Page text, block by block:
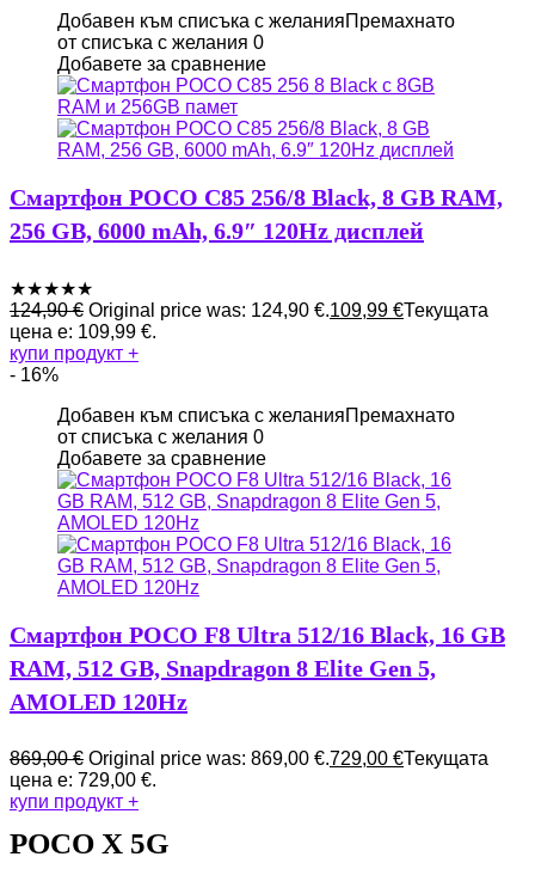
Добавен към списъка с желанияПремахнато
от списъка с желания 0
Добавете за сравнение
Смартфон POCO C85 256/8 Black, 8 GB RAM,
256 GB, 6000 mAh, 6.9″ 120Hz дисплей
★★★★★
124,90€ Original price was: 124,90 €.109,99 €Текущата
цена е: 109,99 €.
купи продукт +
- 16%
Добавен към списъка с желанияПремахнато
от списъка с желания 0
Добавете за сравнение
Смартфон POCO F8 Ultra 512/16 Black, 16 GB
RAM, 512 GB, Snapdragon 8 Elite Gen 5,
AMOLED 120Hz
869,00€ Original price was: 869,00 €.729,00 €Текущата
цена е: 729,00 €.
купи продукт +
POCO X 5G